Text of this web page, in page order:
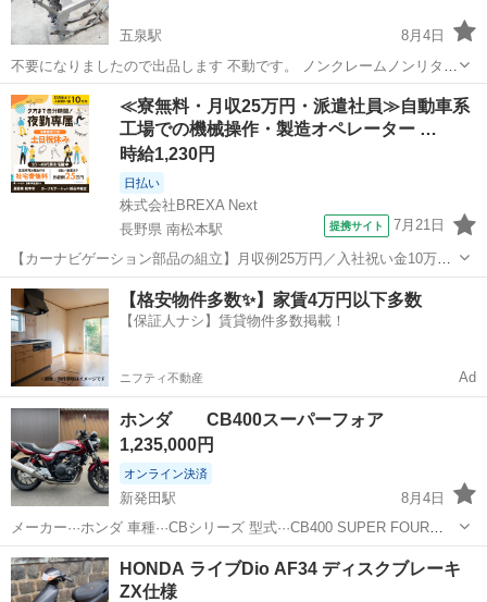
五泉駅
8月4日
不要になりましたので出品します 不動です。 ノンクレームノンリター
ンでお願いします。
新潟 五泉市 五泉駅 バイク
≪寮無料・月収25万円・派遣社員≫自動車系
工場での機械操作・製造オペレーター …
時給1,230円
日払い
株式会社BREXA Next
長野県 南松本駅
提携サイト 7月21日
【カーナビゲーション部品の組立】月収例25万円／入社祝い金10万
円！／うれしい土日祝休み★年間休日125日／稼げる夜勤専属！日払い
OK！ 人気の工場のお仕事 ◇カーナビゲーション部品の組立◇ ■ 業務
内容 車載用カーナビゲ...
長野 松本市 南松本駅 その他
【格安物件多数✨】家賃4万円以下多数
【保証人ナシ】賃貸物件多数掲載！
ニフティ不動産 Ad
ホンダ CB400スーパーフォア
1,235,000円
オンライン決済
新発田駅
8月4日
メーカー···ホンダ 車種···CBシリーズ 型式···CB400 SUPER FOUR
REVO ABS 年式…令和4年９月（最終モデル） 距離…1280km 車検…
令和９年９月まで ホンダドリームにて新車購入 雨天未走行...
新潟 新発田市 ホンダ
HONDA ライブDio AF34 ディスクブレーキ
ZX仕様